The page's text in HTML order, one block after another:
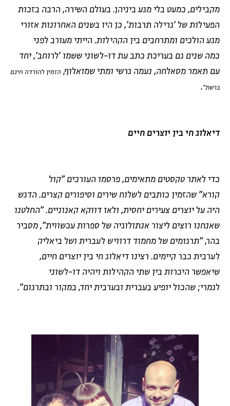
מקבילים, כמעט בלי מגע ביניהן. בעולם השירה, הרבה בזכות
הפעילות של 'גרילה תרבות', כן היו בשנים האחרונות אזורי
מגע הולכים ומתרחבים בין הקהילות. הייתי מעורב לפני
כמה שנים גם בעריכת כתב עת דו-לשוני ששמו 'לרוחב', יחד
עם תאמר מסאלחה, נעמה גרשי ומתי שמואלוף, הזמין להורדה חינם
ברשת".
דיאלוג חי בין יוצרים חיים
כדי לאתר טקסטים מתאימים, פרסמו העורכים "קול
קורא" שהזמין כותבים לשלוח שירים וסיפורים קצרים. הדגש
היה על יוצרים צעירים יחסית, ולאו דווקא קאנוניים. "החלטנו
שאנחנו רוצים ליצור אנתולוגיה של ספרות עכשווית", מסביר
בהר, "תרגומים של מחמוד דרוויש לעברית ושל ביאליק
לערבית כבר קיימים. רצינו דיאלוג חי בין יוצרים חיים,
שיאפשר היכרות בין שתי הקהילות ויהיה דו-לשוני
לגמרי; שהכול יופיע בעברית ובערבית יחד, במקור ובתרגום".